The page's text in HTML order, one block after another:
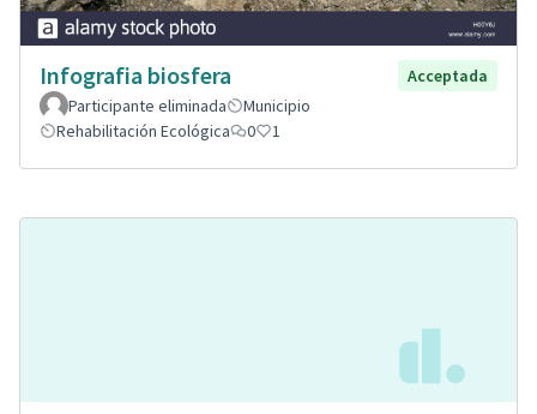
Infografia biosfera
Acceptada
Participante eliminada
Municipio
Rehabilitación Ecológica
0 1